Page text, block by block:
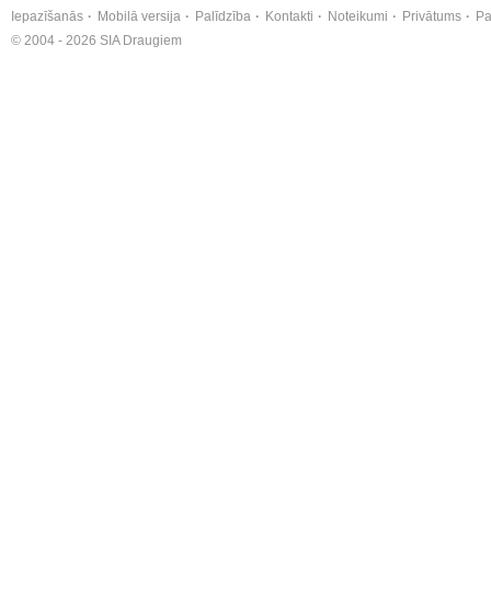
Iepazīšanās Mobilā versija Palīdzība Kontakti Noteikumi Privātums
© 2004 - 2026 SIA Draugiem